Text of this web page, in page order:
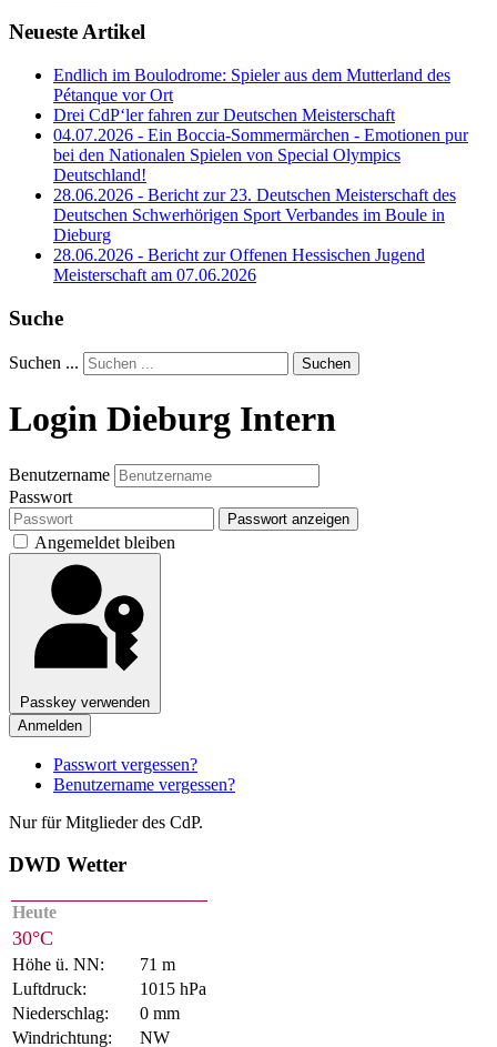
Neueste Artikel
Endlich im Boulodrome: Spieler aus dem Mutterland des
Pétanque vor Ort
Drei CdP‘ler fahren zur Deutschen Meisterschaft
04.07.2026 - Ein Boccia-Sommermärchen - Emotionen pur
bei den Nationalen Spielen von Special Olympics
Deutschland!
28.06.2026 - Bericht zur 23. Deutschen Meisterschaft des
Deutschen Schwerhörigen Sport Verbandes im Boule in
Dieburg
28.06.2026 - Bericht zur Offenen Hessischen Jugend
Meisterschaft am 07.06.2026
Suche
Suchen ... Suchen
Login Dieburg Intern
Benutzername
Passwort
Passwort anzeigen
Angemeldet bleiben
Passkey verwenden
Anmelden
Passwort vergessen?
Benutzername vergessen?
Nur für Mitglieder des CdP.
DWD Wetter
Heute
30°C
Höhe ü. NN:
71 m
Luftdruck:
1015 hPa
Niederschlag:
0 mm
Windrichtung:
NW